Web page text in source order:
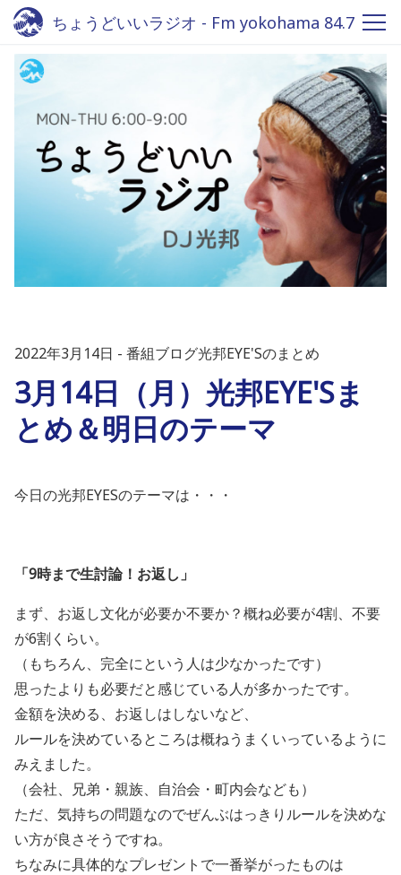
ちょうどいいラジオ - Fm yokohama 84.7
2022年3月14日 番組ブログ光邦EYE'Sのまとめ
3月14日（月）光邦EYE'Sま
とめ＆明日のテーマ
今日の光邦EYESのテーマは・・・
「9時まで生討論！お返し 」
まず、お返し文化が必要か不要か？概ね必要が4割、 不要
が6割くらい。
（もちろん、完全にという人は少なかったです）
思ったよりも必要だと感じている人が多かったです。
金額を決める、お返しはしないなど、
ルールを決めているところは概ねうまくいっているように
みえました。
（会社、兄弟・親族、自治会・町内会なども）
ただ、 気持ちの問題なのでぜんぶはっきりルールを決めな
い方が良さそう ですね。
ちなみに具体的なプレゼントで一番挙がったものは